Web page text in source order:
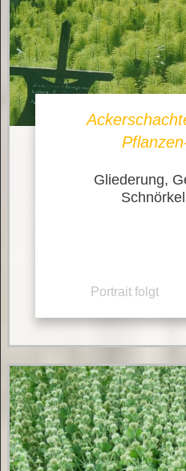
Gliederung,
Portrait folgt